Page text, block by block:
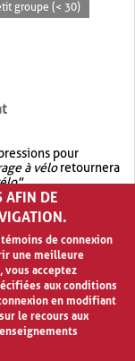
groupe (< 30)
pour
à véloretournera
.
OR.garage OR vélo
garage à vélo
AFIN DE
de connexion
une meilleure
vous acceptez
aux conditions
en modifiant
le recours aux